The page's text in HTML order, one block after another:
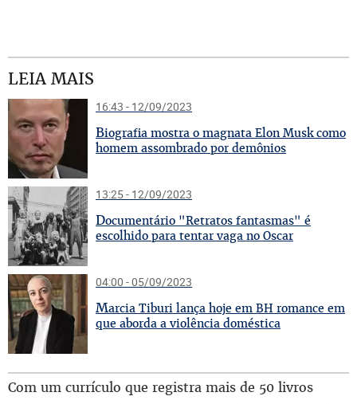
LEIA MAIS
16:43 - 12/09/2023
Biografia mostra o magnata Elon Musk como
homem assombrado por demônios
13:25 - 12/09/2023
Documentário "Retratos fantasmas" é
escolhido para tentar vaga no Oscar
04:00 - 05/09/2023
Marcia Tiburi lança hoje em BH romance em
que aborda a violência doméstica
Com um currículo que registra mais de 50 livros